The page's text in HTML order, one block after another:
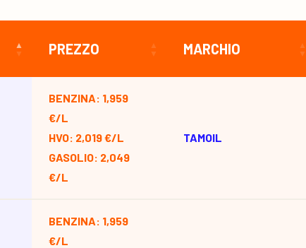
PREZZO MARCHIO
BENZINA: 1,959
€/L
HVO: 2,019 €/L
GASOLIO: 2,049
€/L
TAMOIL
BENZINA: 1,959
€/L